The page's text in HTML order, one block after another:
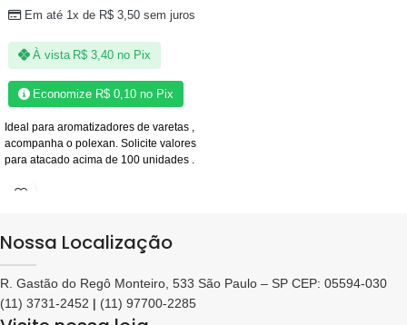
Em até 1x de R$ 3,50 sem juros
À vista R$ 3,40 no Pix
Economize R$ 0,10 no Pix
Ideal para aromatizadores de varetas ,
acompanha o polexan. Solicite valores
para atacado acima de 100 unidades .
Nossa Localização
R. Gastão do Regô Monteiro, 533 São Paulo – SP CEP: 05594-030
(11) 3731-2452 | (11) 97700-2285